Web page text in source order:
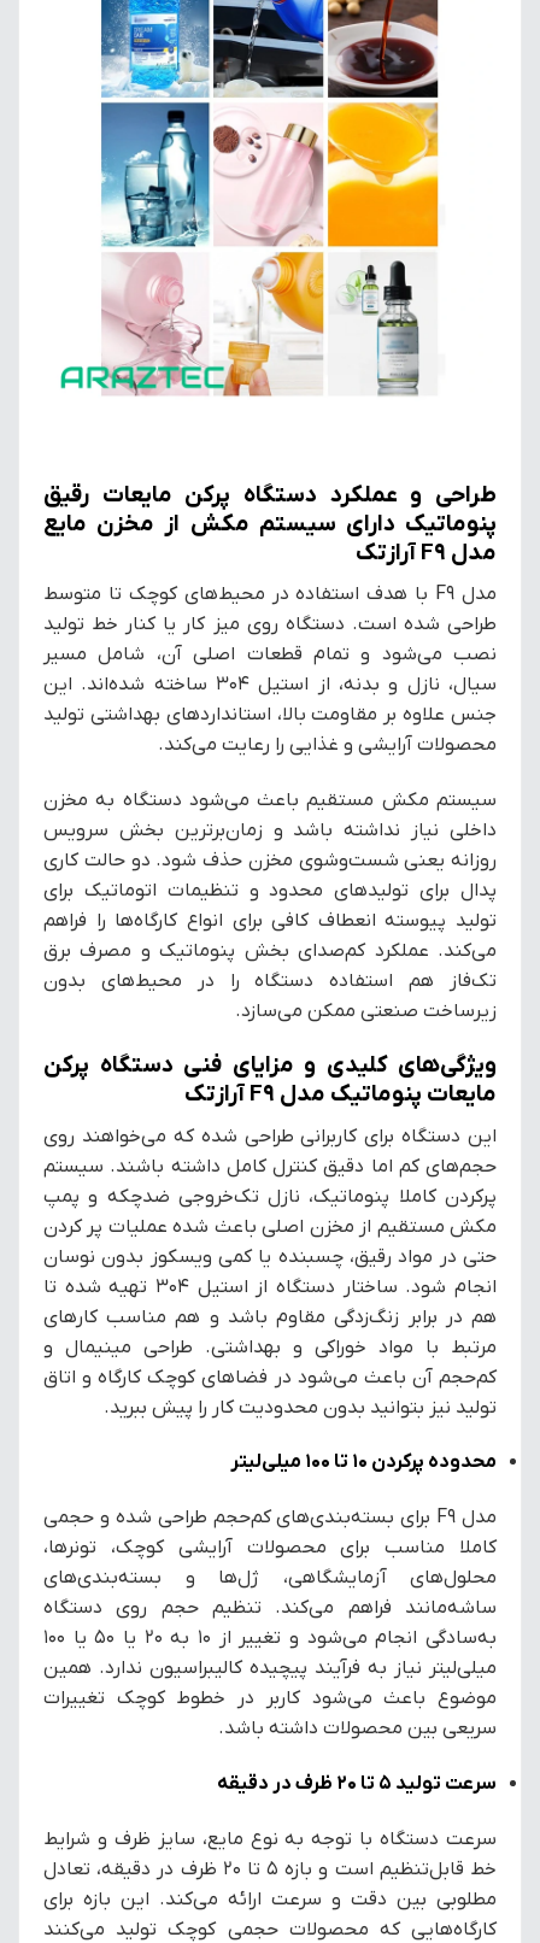
طراحی و عملکرد دستگاه پرکن مایعات رقیق
پنوماتیک دارای سیستم مکش از مخزن مایع
مدل F9 آرازتک
مدل F9 با هدف استفاده در محیط‌های کوچک تا متوسط
طراحی شده است. دستگاه روی میز کار یا کنار خط تولید
نصب می‌شود و تمام قطعات اصلی آن، شامل مسیر
سیال، نازل و بدنه، از استیل ۳۰۴ ساخته شده‌اند. این
جنس علاوه بر مقاومت بالا، استانداردهای بهداشتی تولید
محصولات آرایشی و غذایی را رعایت می‌کند.
سیستم مکش مستقیم باعث می‌شود دستگاه به مخزن
داخلی نیاز نداشته باشد و زمان‌برترین بخش سرویس
روزانه یعنی شست‌وشوی مخزن حذف شود. دو حالت کاری
پدال برای تولیدهای محدود و تنظیمات اتوماتیک برای
تولید پیوسته انعطاف کافی برای انواع کارگاه‌ها را فراهم
می‌کند. عملکرد کم‌صدای بخش پنوماتیک و مصرف برق
تک‌فاز هم استفاده دستگاه را در محیط‌های بدون
زیرساخت صنعتی ممکن می‌سازد.
ویژگی‌های کلیدی و مزایای فنی دستگاه پرکن
مایعات پنوماتیک مدل F9 آرازتک
این دستگاه برای کاربرانی طراحی شده که می‌خواهند روی
حجم‌های کم اما دقیق کنترل کامل داشته باشند. سیستم
پرکردن کاملا پنوماتیک، نازل تک‌خروجی ضدچکه و پمپ
مکش مستقیم از مخزن اصلی باعث شده عملیات پر کردن
حتی در مواد رقیق، چسبنده یا کمی ویسکوز بدون نوسان
انجام شود. ساختار دستگاه از استیل 304 تهیه شده تا
هم در برابر زنگ‌زدگی مقاوم باشد و هم مناسب کارهای
مرتبط با مواد خوراکی و بهداشتی. طراحی مینیمال و
کم‌حجم آن باعث می‌شود در فضاهای کوچک کارگاه و اتاق
تولید نیز بتوانید بدون محدودیت کار را پیش ببرید.
محدوده پرکردن ۱۰ تا ۱۰۰ میلی‌لیتر
مدل F9 برای بسته‌بندی‌های کم‌حجم طراحی شده و حجمی
کاملا مناسب برای محصولات آرایشی کوچک، تونرها،
محلول‌های آزمایشگاهی، ژل‌ها و بسته‌بندی‌های
ساشه‌مانند فراهم می‌کند. تنظیم حجم روی دستگاه
به‌سادگی انجام می‌شود و تغییر از ۱۰ به ۲۰ یا ۵۰ یا ۱۰۰
میلی‌لیتر نیاز به فرآیند پیچیده کالیبراسیون ندارد. همین
موضوع باعث می‌شود کاربر در خطوط کوچک تغییرات
سریعی بین محصولات داشته باشد.
سرعت تولید ۵ تا ۲۰ ظرف در دقیقه
سرعت دستگاه با توجه به نوع مایع، سایز ظرف و شرایط
خط قابل‌تنظیم است و بازه ۵ تا ۲۰ ظرف در دقیقه، تعادل
مطلوبی بین دقت و سرعت ارائه می‌کند. این بازه برای
کارگاه‌هایی که محصولات حجمی کوچک تولید می‌کنند